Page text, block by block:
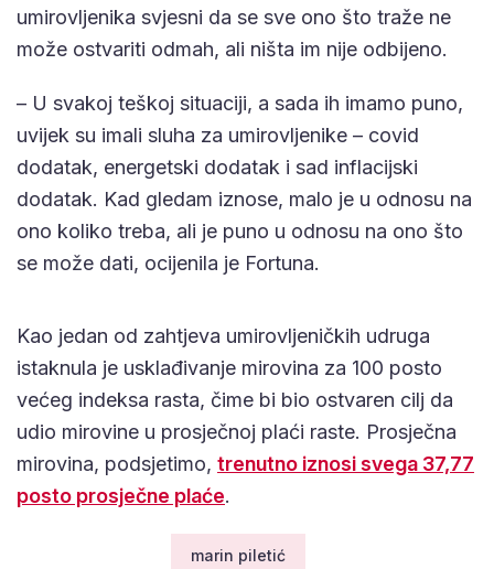
umirovljenika svjesni da se sve ono što traže ne
može ostvariti odmah, ali ništa im nije odbijeno.
– U svakoj teškoj situaciji, a sada ih imamo puno,
uvijek su imali sluha za umirovljenike – covid
dodatak, energetski dodatak i sad inflacijski
dodatak. Kad gledam iznose, malo je u odnosu na
ono koliko treba, ali je puno u odnosu na ono što
se može dati, ocijenila je Fortuna.
Kao jedan od zahtjeva umirovljeničkih udruga
istaknula je usklađivanje mirovina za 100 posto
većeg indeksa rasta, čime bi bio ostvaren cilj da
udio mirovine u prosječnoj plaći raste. Prosječna
mirovina, podsjetimo, trenutno iznosi svega 37,77
posto prosječne plaće.
marin piletić